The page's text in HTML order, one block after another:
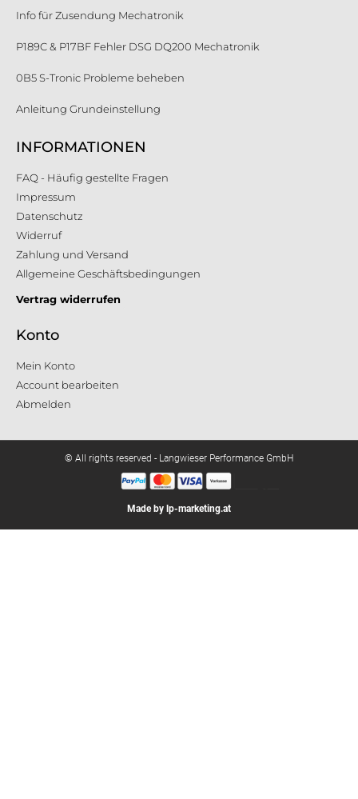
Info für Zusendung Mechatronik
P189C & P17BF Fehler DSG DQ200 Mechatronik
0B5 S-Tronic Probleme beheben
Anleitung Grundeinstellung
INFORMATIONEN
FAQ - Häufig gestellte Fragen
Impressum
Datenschutz
Widerruf
Zahlung und Versand
Allgemeine Geschäftsbedingungen
Vertrag widerrufen
Konto
Mein Konto
Account bearbeiten
Abmelden
© All rights reserved - Langwieser Performance GmbH
Made by lp-marketing.at